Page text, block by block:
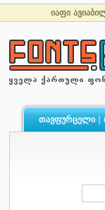
იაფი
თავფურცელი|